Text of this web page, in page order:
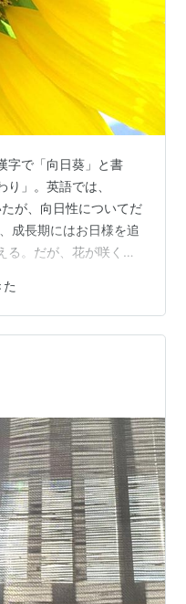
字で「向日葵」と書
」。英語では、
が、向日性についてだ
成長期にはお日様を追
る。だが、花が咲く
調べた人がいた。花
いれば日の出から花が
てきて受粉しやすくな
くらいにしておいて、
行ってきた。（と言
た